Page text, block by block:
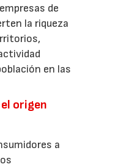
de
la riqueza
en las
origen
a